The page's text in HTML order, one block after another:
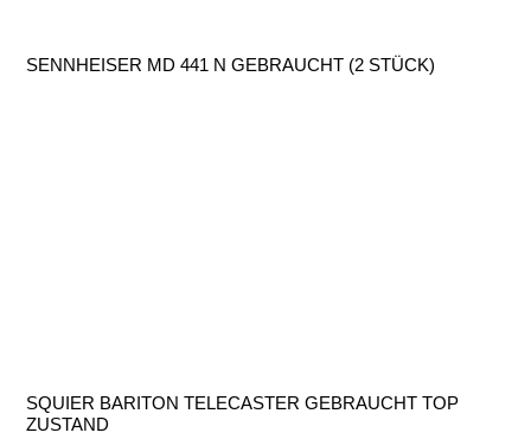
SENNHEISER MD 441 N GEBRAUCHT (2 STÜCK)
SQUIER BARITON TELECASTER GEBRAUCHT TOP
ZUSTAND